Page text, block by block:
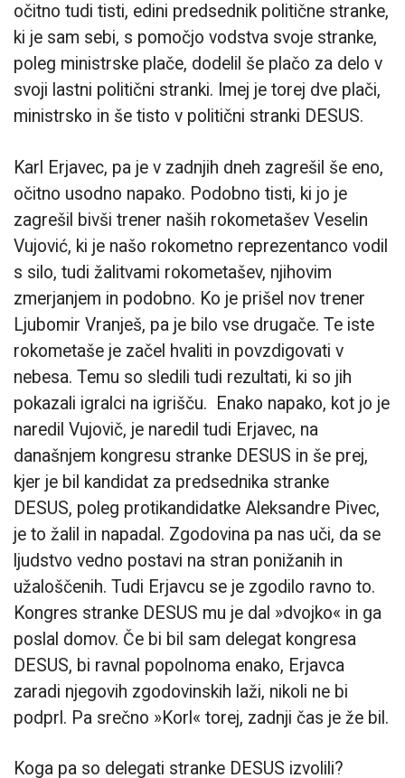
očitno tudi tisti, edini predsednik politične stranke,
ki je sam sebi, s pomočjo vodstva svoje stranke,
poleg ministrske plače, dodelil še plačo za delo v
svoji lastni politični stranki. Imej je torej dve plači,
ministrsko in še tisto v politični stranki DESUS.
Karl Erjavec, pa je v zadnjih dneh zagrešil še eno,
očitno usodno napako. Podobno tisti, ki jo je
zagrešil bivši trener naših rokometašev Veselin
Vujović, ki je našo rokometno reprezentanco vodil
s silo, tudi žalitvami rokometašev, njihovim
zmerjanjem in podobno. Ko je prišel nov trener
Ljubomir Vranješ, pa je bilo vse drugače. Te iste
rokometaše je začel hvaliti in povzdigovati v
nebesa. Temu so sledili tudi rezultati, ki so jih
pokazali igralci na igrišču. Enako napako, kot jo je
naredil Vujovič, je naredil tudi Erjavec, na
današnjem kongresu stranke DESUS in še prej,
kjer je bil kandidat za predsednika stranke
DESUS, poleg protikandidatke Aleksandre Pivec,
je to žalil in napadal. Zgodovina pa nas uči, da se
ljudstvo vedno postavi na stran ponižanih in
užaloščenih. Tudi Erjavcu se je zgodilo ravno to.
Kongres stranke DESUS mu je dal »dvojko« in ga
poslal domov. Če bi bil sam delegat kongresa
DESUS, bi ravnal popolnoma enako, Erjavca
zaradi njegovih zgodovinskih laži, nikoli ne bi
podprl. Pa srečno »Korl« torej, zadnji čas je že bil.
Koga pa so delegati stranke DESUS izvolili?